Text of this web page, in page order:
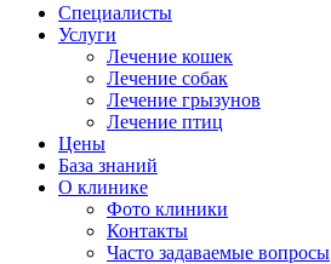
Специалисты
Услуги
Лечение кошек
Лечение собак
Лечение грызунов
Лечение птиц
Цены
База знаний
О клинике
Фото клиники
Контакты
Часто задаваемые вопросы